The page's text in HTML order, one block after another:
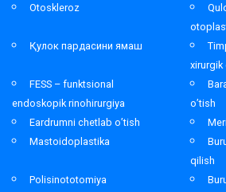
Otoskleroz
Қулок пардасини ямаш
xirurgik
FESS – funktsional
endoskopik rinohirurgiya
o’tish
Eardrumni chetlab o’tish
Mastoidoplastika
qilish
Polisinototomiya